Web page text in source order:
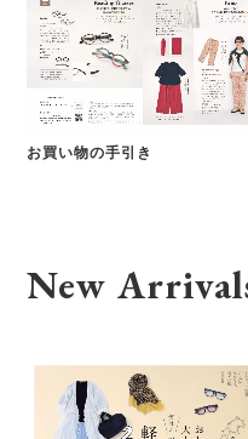
お買い物の手引き
New